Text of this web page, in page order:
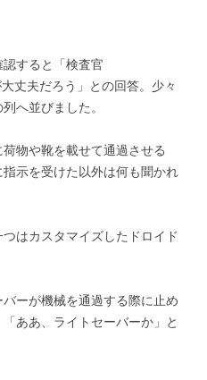
すると「検査官
丈夫だろう」との回答。少々
へ並びました。
物や靴を載せて通過させる
示を受けた以外は何も聞かれ
はカスタマイズしたドロイド
ーが機械を通過する際に止め
ああ、ライトセーバーか」と